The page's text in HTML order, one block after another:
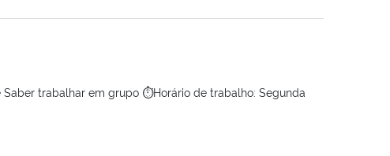
trabalhar em grupo ⏱Horário de trabalho: Segunda